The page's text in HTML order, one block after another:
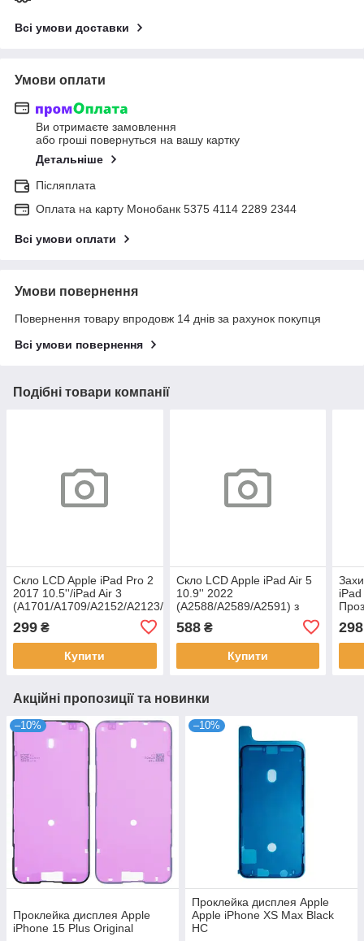
Всі умови доставки
Умови оплати
Ви отримаєте замовлення
або гроші повернуться на вашу картку
Детальніше
Післяплата
Оплата на карту Монобанк 5375 4114 2289 2344
Всі умови оплати
Умови повернення
Повернення товару впродовж 14 днів за рахунок покупця
Всі умови повернення
Подібні товари компанії
Скло LCD Apple iPad Pro 2
2017 10.5''/iPad Air 3
(A1701/A1709/A2152/A2123/A2154)
299 ₴
Купити
Скло LCD Apple iPad Air 5
10.9'' 2022
(A2588/A2589/A2591) з
588₴
Купити
298
Акційні пропозиції та новинки
–10%
Проклейка дисплея Apple
iPhone 15 Plus Original
–10%
Проклейка дисплея Apple
Apple iPhone XS Max Black
HC